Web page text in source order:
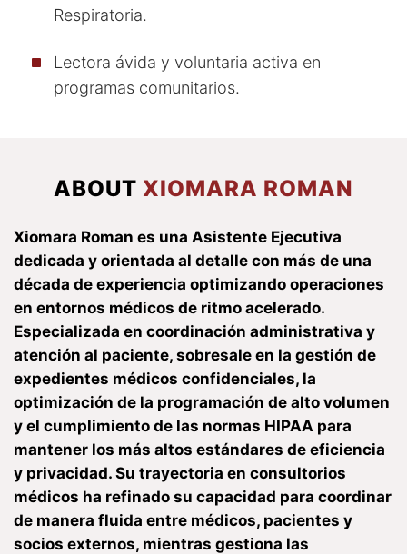
Respiratoria.
Lectora ávida y voluntaria activa en
programas comunitarios.
ABOUT XIOMARA ROMAN
Xiomara Roman es una Asistente Ejecutiva
dedicada y orientada al detalle con más de una
década de experiencia optimizando operaciones
en entornos médicos de ritmo acelerado.
Especializada en coordinación administrativa y
atención al paciente, sobresale en la gestión de
expedientes médicos confidenciales, la
optimización de la programación de alto volumen
y el cumplimiento de las normas HIPAA para
mantener los más altos estándares de eficiencia
y privacidad. Su trayectoria en consultorios
médicos ha refinado su capacidad para coordinar
de manera fluida entre médicos, pacientes y
socios externos, mientras gestiona las